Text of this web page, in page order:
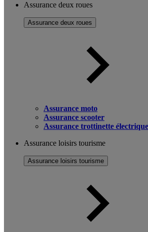
Assurance deux roues
Assurance deux roues
Assurance moto
Assurance scooter
Assurance trottinette électrique
Assurance loisirs tourisme
Assurance loisirs tourisme